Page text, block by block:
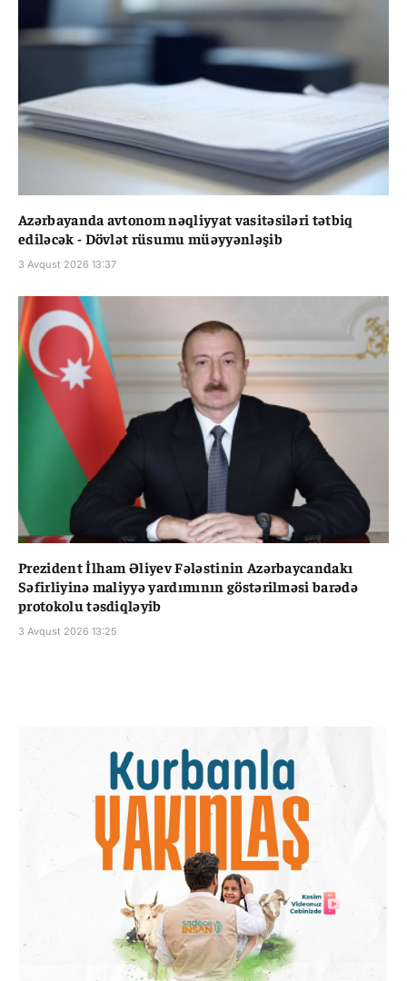
Azərbayanda avtonom nəqliyyat vasitəsiləri tətbiq
ediləcək - Dövlət rüsumu müəyyənləşib
3 Avqust 2026 13:37
Prezident İlham Əliyev Fələstinin Azərbaycandakı
Səfirliyinə maliyyə yardımının göstərilməsi barədə
protokolu təsdiqləyib
3 Avqust 2026 13:25